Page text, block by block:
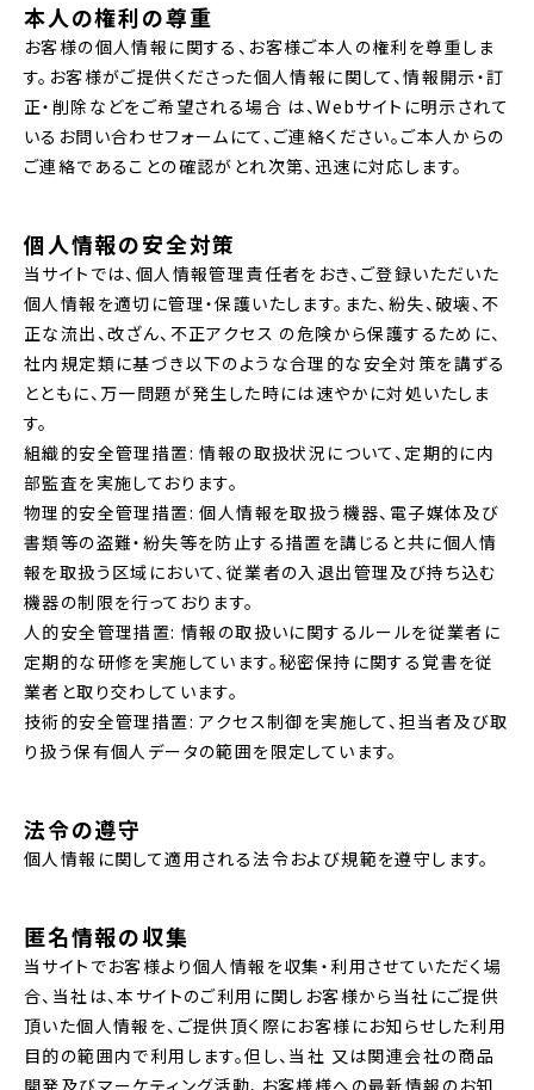
本人の権利の尊重
お客様の個人情報に関する、お客様ご本人の権利を尊重しま
す。お客様がご提供くださった個人情報に関して、情報開示・訂
正・削除などをご希望される場合 は、Webサイトに明示されて
いるお問い合わせフォームにて、ご連絡ください。ご本人からの
ご連絡であることの確認がとれ次第、迅速に対応します。
個人情報の安全対策
当サイトでは、個人情報管理責任者をおき、ご登録いただいた
個人情報を適切に管理・保護いたします。また、紛失、破壊、不
正な流出、改ざん、不正アクセス の危険から保護するために、
社内規定類に基づき以下のような合理的な安全対策を講ずる
とともに、万一問題が発生した時には速やかに対処いたしま
す。
組織的安全管理措置: 情報の取扱状況について、定期的に内
部監査を実施しております。
物理的安全管理措置: 個人情報を取扱う機器、電子媒体及び
書類等の盗難・紛失等を防止する措置を講じると共に個人情
報を取扱う区域において、従業者の入退出管理及び持ち込む
機器の制限を行っております。
人的安全管理措置: 情報の取扱いに関するルールを従業者に
定期的な研修を実施しています。秘密保持に関する覚書を従
業者と取り交わしています。
技術的安全管理措置: アクセス制御を実施して、担当者及び取
り扱う保有個人データの範囲を限定しています。
法令の遵守
個人情報に関して適用される法令および規範を遵守します。
匿名情報の収集
当サイトでお客様より個人情報を収集・利用させていただく場
合、当社は、本サイトのご利用に関しお客様から当社にご提供
頂いた個人情報を、ご提供頂く際にお客様にお知らせした利用
目的の範囲内で利用します。但し、当社 又は関連会社の商品